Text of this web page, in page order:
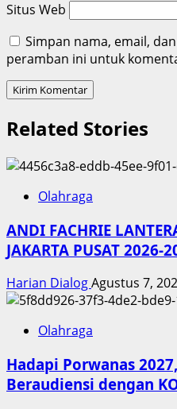
Situs Web
Simpan nama, email,
peramban ini untuk
Related Stories
Olahraga
ANDI FACHRIE
JAKARTA PUSAT 2026-
Harian DialogAgustus 7,
Olahraga
Hadapi Porwanas
Beraudiensi dengan